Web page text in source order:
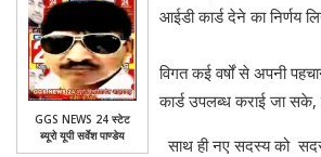
GGS NEWS 24 स्टेट
ब्यूरो यूपी सर्वेश पाण्डेय
आईडी कार्ड देने का निर्णय
विगत कई वर्षों से अपनी
कार्ड उपलब्ध कराई जा
साथ ही नए सदस्य को